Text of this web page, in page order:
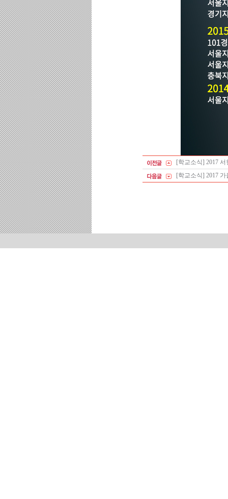
[학교소식] 2017
[학교소식] 2017